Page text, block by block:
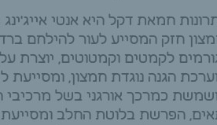
חזק המסייע לעור להילחם
לקמטים וקמטוטים, יוצרת
הגנה נוגדת חמצון, ומסייעת
כמרכך אורגני בשל
הפרשת בלוטת החלב